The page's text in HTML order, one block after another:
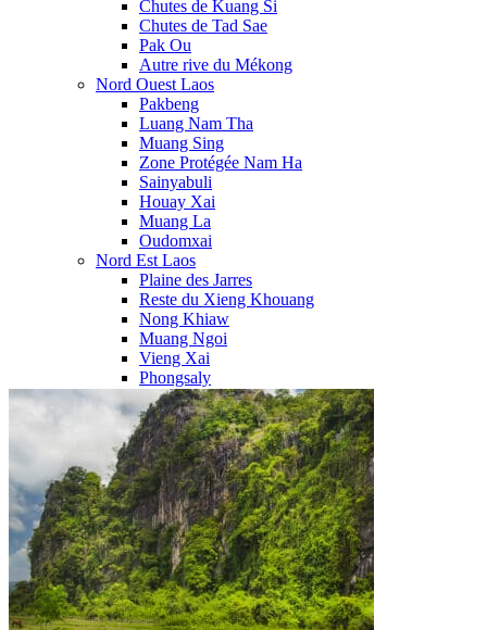
Chutes de Kuang Si
Chutes de Tad Sae
Pak Ou
Autre rive du Mékong
Nord Ouest Laos
Pakbeng
Luang Nam Tha
Muang Sing
Zone Protégée Nam Ha
Sainyabuli
Houay Xai
Muang La
Oudomxai
Nord Est Laos
Plaine des Jarres
Reste du Xieng Khouang
Nong Khiaw
Muang Ngoi
Vieng Xai
Phongsaly
Sam Neua
Sud Laos
Thakhek
Savannakhet
Khammouane
Salavan
Paksé
4000 Iles
Champassak
Vat Phou
Plateau des Boloven
Nos circuits